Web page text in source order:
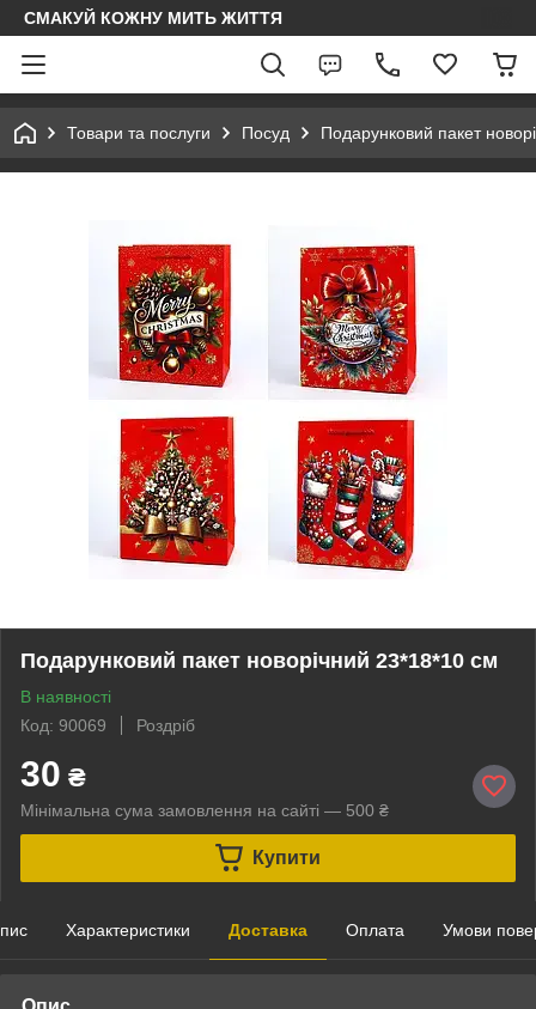
СМАКУЙ КОЖНУ МИТЬ ЖИТТЯ
Товари та послуги Посуд Подарунковий пакет
Подарунковий пакет новорічний 23*18*10 см
В наявності
Код: 90069
Роздріб
30 ₴
Мінімальна сума замовлення на сайті — 500 ₴
Купити
Характеристики Доставка Оплата Умови